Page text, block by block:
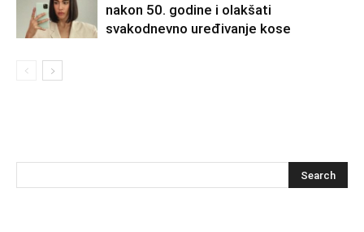
nakon 50. godine i olakšati
svakodnevno uređivanje kose